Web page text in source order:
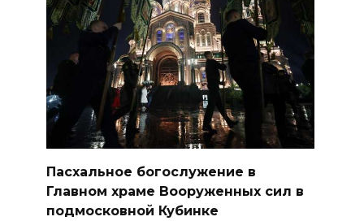
Пасхальное богослужение в
Главном храме Вооруженных сил в
подмосковной Кубинке